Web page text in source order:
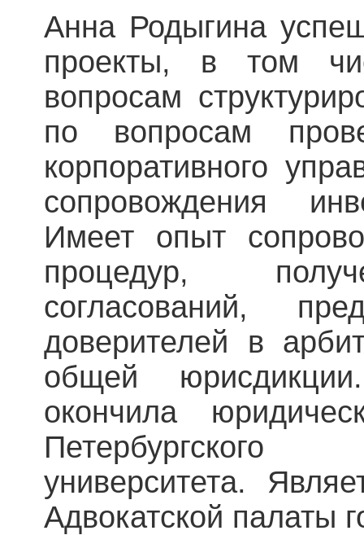
Анна Родыгина
проекты, в том
вопросам
по вопросам
корпоративного
сопровождения
Имеет опыт
процедур,
согласований,
доверителей в
общей
окончила
университета.
Адвокатской палаты